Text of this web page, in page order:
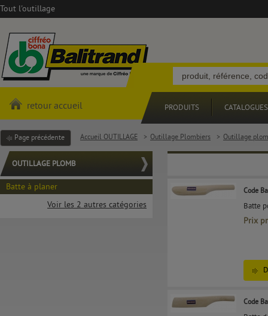
Tout l'outillage
retour accueil PRODUITS CATALOGUES
Page précédente Accueil OUTILLAGE > Outillage Plombiers > Outillage
OUTILLAGE PLOMB
Batte à planer
Voir les 2 autres catégories
Code
Batte
Prix
Code